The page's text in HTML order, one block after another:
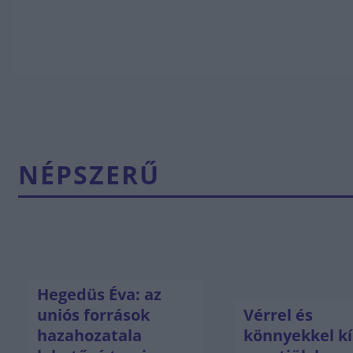
NÉPSZERŰ
Hegedüs Éva: az
uniós források
hazahozatala
Vérrel és
könnyekkel